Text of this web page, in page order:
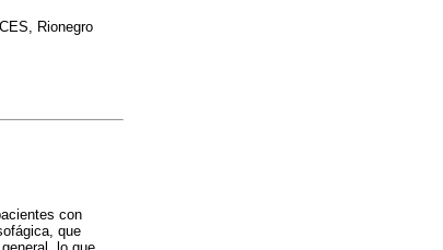
Rionegro
con
que